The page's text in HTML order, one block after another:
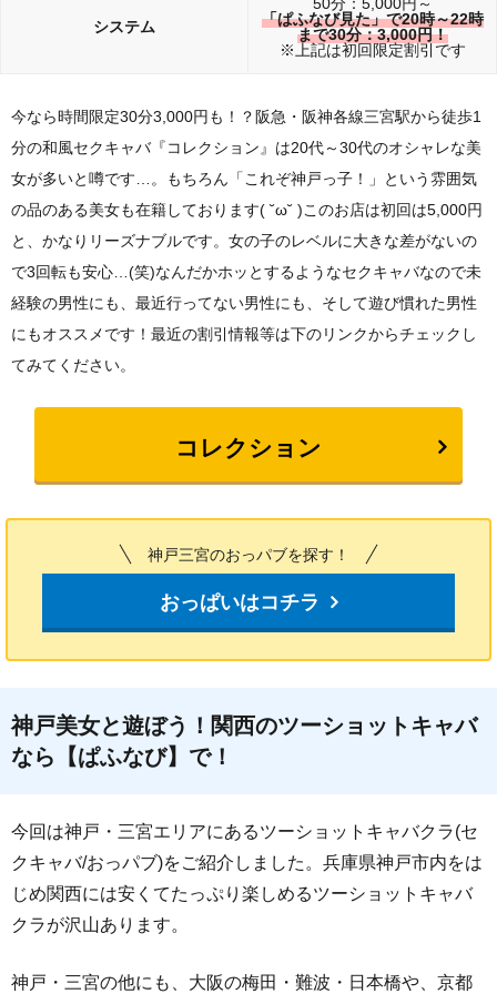
システム
「ぱふなび見た」で20時～22時
まで30分：3,000円！
※上記は初回限定割引です
今なら時間限定30分3,000円も！？阪急・阪神各線三宮駅から徒歩1
分の和風セクキャバ『コレクション』は20代～30代のオシャレな美
女が多いと噂です…。もちろん「これぞ神戸っ子！」という雰囲気
の品のある美女も在籍しております( ˘ω˘ )このお店は初回は5,000円
と、かなりリーズナブルです。女の子のレベルに大きな差がないの
で3回転も安心…(笑)なんだかホッとするようなセクキャバなので未
経験の男性にも、最近行ってない男性にも、そして遊び慣れた男性
にもオススメです！最近の割引情報等は下のリンクからチェックし
てみてください。
コレクション
神戸三宮のおっパブを探す！
おっぱいはコチラ
神戸美女と遊ぼう！関西のツーショットキャバ
なら【ぱふなび】で！
今回は神戸・三宮エリアにあるツーショットキャバクラ(セ
クキャバ/おっパブ)をご紹介しました。兵庫県神戸市内をは
じめ関西には安くてたっぷり楽しめるツーショットキャバ
クラが沢山あります。
神戸・三宮の他にも、大阪の梅田・難波・日本橋や、京都